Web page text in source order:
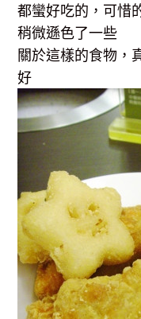
都蠻好吃的，可惜
稍微遜色了一些
關於這樣的食物，
好